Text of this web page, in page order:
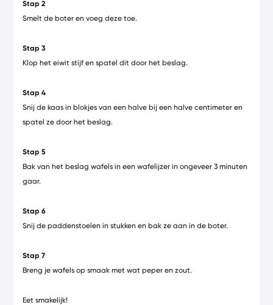
Stap 2
Smelt de boter en voeg deze toe.
Stap 3
Klop het eiwit stijf en spatel dit door het beslag.
Stap 4
Snij de kaas in blokjes van een halve bij een halve centimeter en
spatel ze door het beslag.
Stap 5
Bak van het beslag wafels in een wafelijzer in ongeveer 3 minuten
gaar.
Stap 6
Snij de paddenstoelen in stukken en bak ze aan in de boter.
Stap 7
Breng je wafels op smaak met wat peper en zout.
Eet smakelijk!